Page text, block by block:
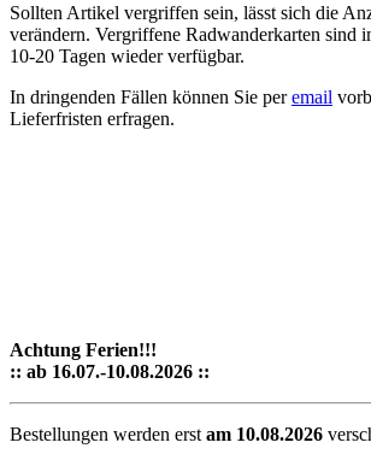
Sollten Artikel vergriffen sein, lässt sich die
verändern. Vergriffene Radwanderkarten sind
10-20 Tagen wieder verfügbar.
In dringenden Fällen können Sie peremail
Lieferfristen erfragen.
Achtung Ferien!!!
:: ab 16.07.-10.08.2026 ::
Bestellungen werden erst am 10.08.2026